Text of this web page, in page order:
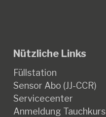
Nützliche Links
Füllstation
Sensor Abo (JJ-CCR)
Servicecenter
Anmeldung Tauchkurs